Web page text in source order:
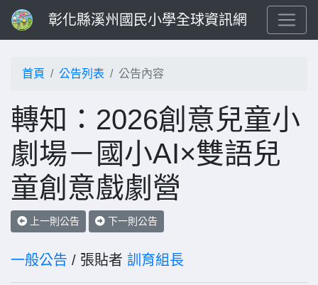
彰化縣溪州國民小學全球資訊網
首頁 公告列表 公告內容
轉知：2026創意兒童小
劇場－國小AI×雙語兒
童創意戲劇營
上一則公告 下一則公告
一般公告 / 張貼者 訓育組長